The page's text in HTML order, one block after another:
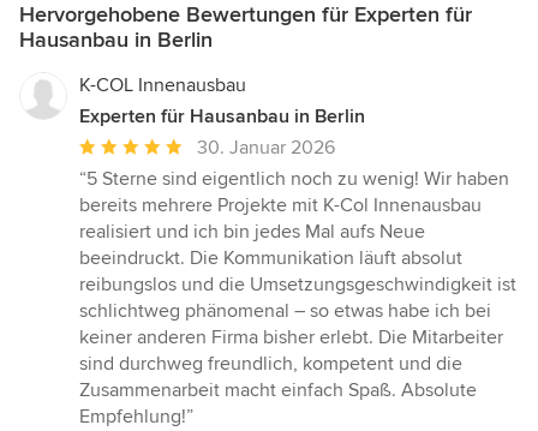
Hervorgehobene Bewertungen für Experten für
Hausanbau in Berlin
K-COL Innenausbau
Experten für Hausanbau in Berlin
Durchschnittliche
Bewertung:
5
von
5
Sternen
30. Januar 2026
“5 Sterne sind eigentlich noch zu wenig! Wir haben
bereits mehrere Projekte mit K-Col Innenausbau
realisiert und ich bin jedes Mal aufs Neue
beeindruckt. Die Kommunikation läuft absolut
reibungslos und die Umsetzungsgeschwindigkeit ist
schlichtweg phänomenal – so etwas habe ich bei
keiner anderen Firma bisher erlebt. Die Mitarbeiter
sind durchweg freundlich, kompetent und die
Zusammenarbeit macht einfach Spaß. Absolute
Empfehlung!”